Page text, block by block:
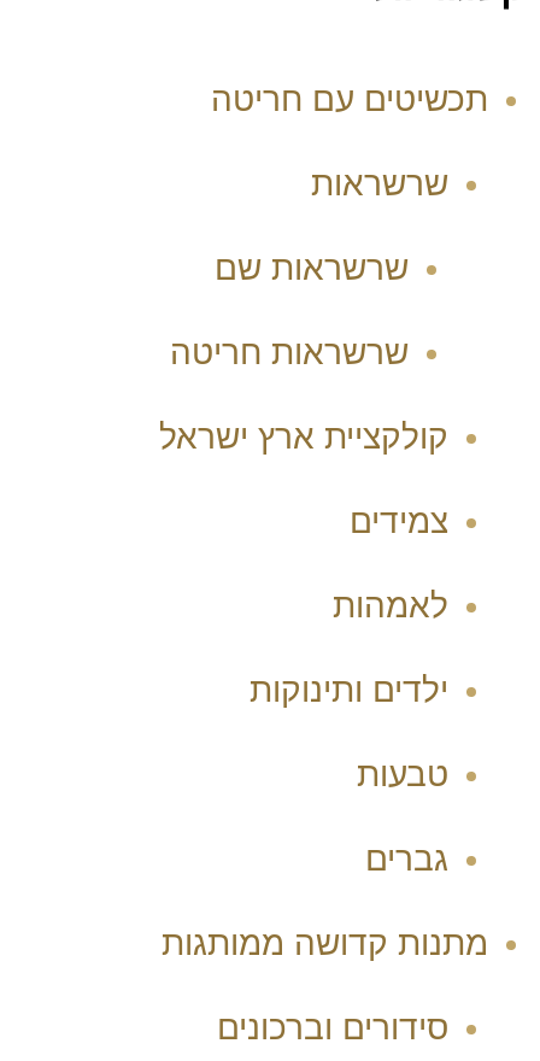
תכשיטים עם חריטה
שרשראות
שרשראות שם
שרשראות חריטה
קולקציית ארץ ישראל
צמידים
לאמהות
ילדים ותינוקות
טבעות
גברים
מתנות קדושה ממותגות
סידורים וברכונים